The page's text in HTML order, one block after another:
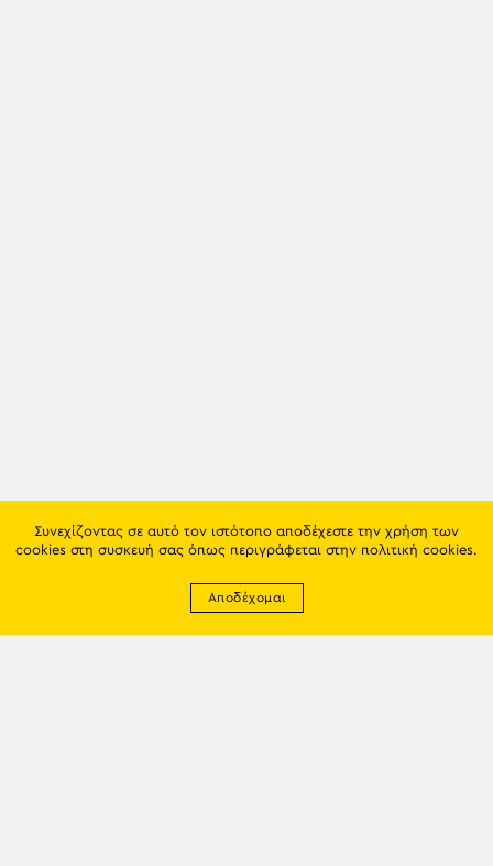
Συνεχίζοντας σε αυτό τον ιστότοπο αποδέχεστε την χρήση των
cookies στη συσκευή σας όπως περιγράφεται στην πολιτική cookies.
Αποδέχομαι